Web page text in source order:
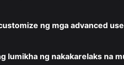
ng mga advanced
lumikha ng nakakarelaks na